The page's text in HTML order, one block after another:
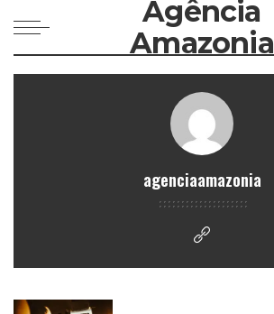
Agência
Amazonia
agenciaamazonia